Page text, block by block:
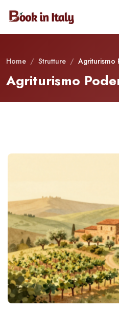
Home / Strutture / Agriturismo
Agriturismo